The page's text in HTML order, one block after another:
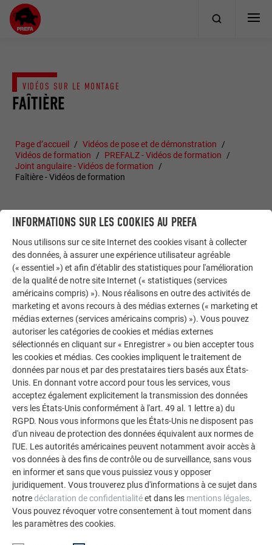
FAÎTIÈRE
VIDÉOS SUR LE MONTAGE
Page d’accueil
Vidéos de pose et de démonstration
Vidéos de formation
PREFALZ - Vidéos de formation
Joint angulaire - Vidéos de formation
Faîtière - Vidéos de formation
FAÎTIÈRE NON VENTILÉE AVEC RECOUVREMENT
≥ 25° DN
Cette vidéo monte comment réaliser une faîtière non
ventilée avec recouvrement ≥ 25° DN.
RETOUR À L'APERÇU
INFORMATIONS SUR LES COOKIES AU PREFA
Nous utilisons sur ce site Internet des cookies visant à collecter
des données, à assurer une expérience utilisateur agréable
(« essentiel ») et afin d'établir des statistiques pour l'amélioration
de la qualité de notre site Internet (« statistiques (services
américains compris) »). Nous réalisons en outre des activités de
marketing et avons recours à des médias externes (« marketing et
médias externes (services américains compris) »). Vous pouvez
autoriser les catégories de cookies et médias externes
sélectionnés en cliquant sur « Enregistrer » ou bien accepter tous
les cookies et médias. Ces cookies impliquent le traitement de
données par nous et par des prestataires tiers basés aux États-
Unis. En donnant votre accord pour tous les services, vous
acceptez également explicitement la transmission des données
vers les États-Unis conformément à l'art. 49 al. 1 lettre a) du
RGPD. Nous vous informons que les États-Unis ne disposent pas
d'un niveau de protection des données équivalent aux normes de
l'UE. Les autorités américaines peuvent notamment avoir accès à
vos données à des fins de contrôle ou de surveillance, sans vous
en informer et sans que vous puissiez vous y opposer
juridiquement. Vous trouverez plus d'informations à ce sujet dans
notredéclaration de confidentialitéet dans les mentions légales.
Vous pouvez révoquer votre consentement à tout moment dans
les paramètres des cookies.